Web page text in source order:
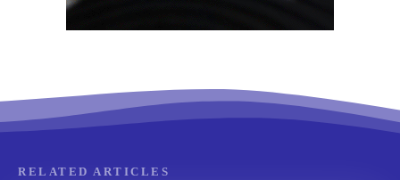
RELATED ARTICLES